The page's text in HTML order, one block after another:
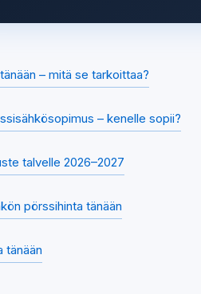
– varovaisuuden aika
– mitä se tarkoittaa?
– kenelle sopii?
talvelle 2026–2027
pörssihinta tänään
tänään